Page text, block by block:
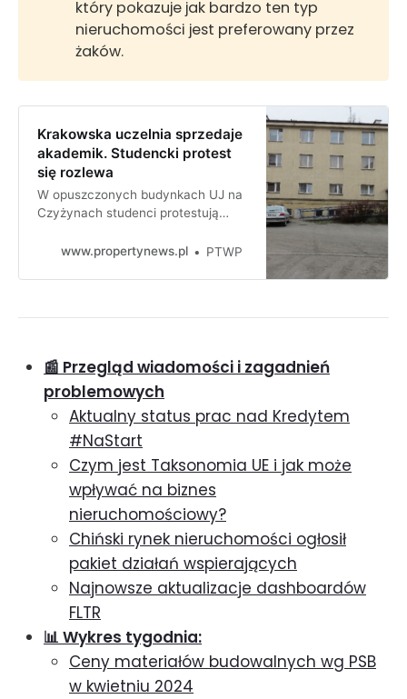
który pokazuje jak bardzo ten typ
nieruchomości jest preferowany przez
żaków.
Krakowska uczelnia sprzedaje
akademik. Studencki protest
się rozlewa
W opuszczonych budynkach UJ na
Czyżynach studenci protestują
W poniedziałek na kampusie
strajku solidarnościowym.
www.propertynews.pl PTWP
📰 Przegląd wiadomości i zagadnień
problemowych
Aktualny status prac nad Kredytem
#NaStart
Czym jest Taksonomia UE i jak może
wpływać na biznes
nieruchomościowy?
Chiński rynek nieruchomości ogłosił
pakiet działań wspierających
Najnowsze aktualizacje dashboardów
FLTR
📊 Wykres tygodnia:
Ceny materiałów budowalnych wg PSB
w kwietniu 2024